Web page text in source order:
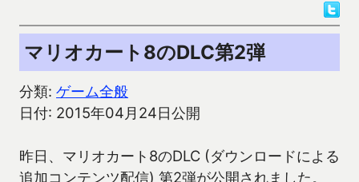
マリオカート8のDLC第2弾
分類: ゲーム全般
日付: 2015年04月24日公開
昨日、マリオカート8のDLC (ダウンロードによる
追加コンテンツ配信) 第2弾が公開されました。